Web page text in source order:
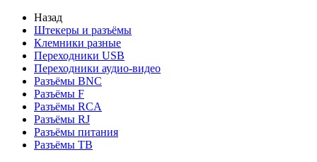
Назад
Штекеры и разъёмы
Клемники разные
Переходники USB
Переходники аудио-видео
Разъёмы BNC
Разъёмы F
Разъёмы RCA
Разъёмы RJ
Разъёмы питания
Разъёмы ТВ